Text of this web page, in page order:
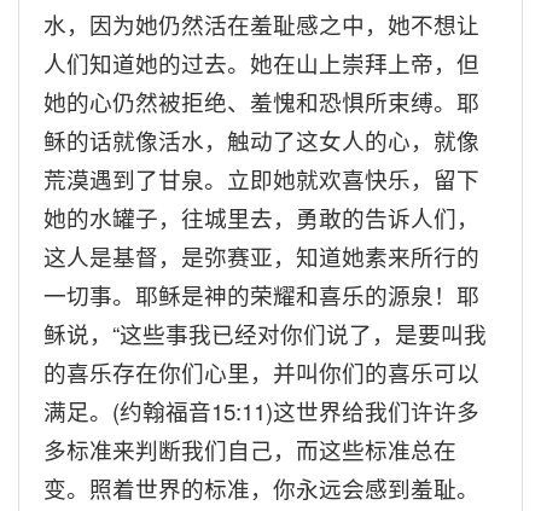
水，因为她仍然活在羞耻感之中，她不想让
人们知道她的过去。她在山上崇拜上帝，但
她的心仍然被拒绝、羞愧和恐惧所束缚。耶
稣的话就像活水，触动了这女人的心，就像
荒漠遇到了甘泉。立即她就欢喜快乐，留下
她的水罐子，往城里去，勇敢的告诉人们，
这人是基督，是弥赛亚，知道她素来所行的
一切事。耶稣是神的荣耀和喜乐的源泉！耶
稣说， “这些事我已经对你们说了，是要叫我
的喜乐存在你们心里，并叫你们的喜乐可以
满足。 (约翰福音15:11)这世界给我们许许多
多标准来判断我们自己，而这些标准总在
变。照着世界的标准，你永远会感到羞耻。